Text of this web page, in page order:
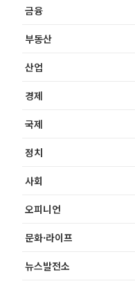
금융
부동산
산업
경제
국제
정치
사회
오피니언
문화·라이프
뉴스발전소